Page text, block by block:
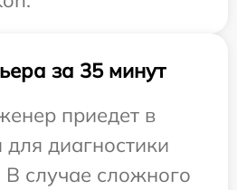
за 35 минут
приедет в
диагностики
В случае сложного